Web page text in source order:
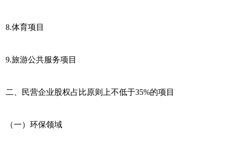
8.体育项目
9.旅游公共服务项目
二、民营企业股权占比原则上不低于35%的项目
（一）环保领域